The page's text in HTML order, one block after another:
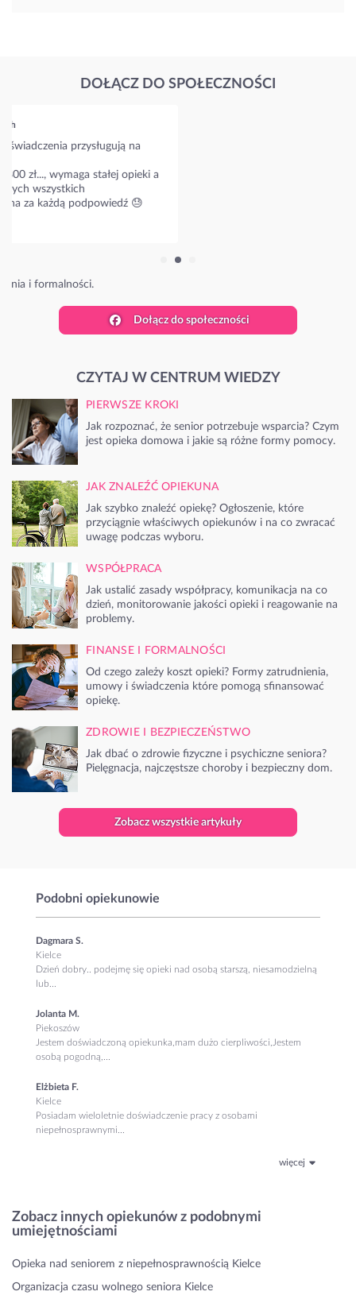
DOŁĄCZ DO SPOŁECZNOŚCI
Mój tata ma Alzheimera, pomagałam mu przez pół roku, ale
zatrudnić. Ale jak to zrobić?
Jak wygląda kwestia umowy i ile kosztuje taka calodobowa
opiekunka?
Dołącz do społeczności
CZYTAJ W CENTRUM WIEDZY
PIERWSZE KROKI
Jak rozpoznać, że senior potrzebuje wsparcia? Czym
jest opieka domowa i jakie są różne formy pomocy.
JAK ZNALEŹĆ OPIEKUNA
Jak szybko znaleźć opiekę? Ogłoszenie, które
przyciągnie właściwych opiekunów i na co zwracać
uwagę podczas wyboru.
WSPÓŁPRACA
Jak ustalić zasady współpracy, komunikacja na co
dzień, monitorowanie jakości opieki i reagowanie na
problemy.
FINANSE I FORMALNOŚCI
Od czego zależy koszt opieki? Formy zatrudnienia,
umowy i świadczenia które pomogą sfinansować
opiekę.
ZDROWIE I BEZPIECZEŃSTWO
Jak dbać o zdrowie fizyczne i psychiczne seniora?
Pielęgnacja, najczęstsze choroby i bezpieczny dom.
Zobacz wszystkie artykuły
Podobni opiekunowie
Dagmara S.
Kielce
Dzień dobry.. podejmę się opieki nad osobą starszą, niesamodzielną
lub...
Jolanta M.
Piekoszów
Jestem doświadczoną opiekunka,mam dużo cierpliwości,Jestem
osobą pogodną,...
Elżbieta F.
Kielce
Posiadam wieloletnie doświadczenie pracy z osobami
niepełnosprawnymi...
więcej
Zobacz innych opiekunów z podobnymi
umiejętnościami
Opieka nad seniorem z niepełnosprawnością Kielce
Organizacja czasu wolnego seniora Kielce